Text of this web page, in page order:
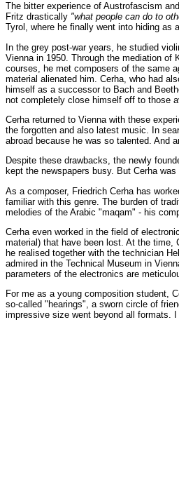
The bitter experience of Austrofascism
Fritz drastically "what people can do to
Tyrol, where he finally went into hiding as
In the grey post-war years, he studied
Vienna in 1950. Through the mediation of
courses, he met composers of the same
material alienated him. Cerha, who had
himself as a successor to Bach and
not completely close himself off to those
Cerha returned to Vienna with these
the forgotten and also latest music. In
abroad because he was so talented. And
Despite these drawbacks, the newly
kept the newspapers busy. But Cerha
As a composer, Friedrich Cerha has
familiar with this genre. The burden of
melodies of the Arabic "maqam" - his
Cerha even worked in the field of
material) that have been lost. At the
he realised together with the technician
admired in the Technical Museum in
parameters of the electronics are
For me as a young composition student,
so-called "hearings", a sworn circle of
impressive size went beyond all formats.